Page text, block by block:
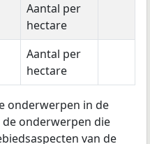
Aantal per
hectare
Aantal per
hectare
onderwerpen in de
onderwerpen die
van de